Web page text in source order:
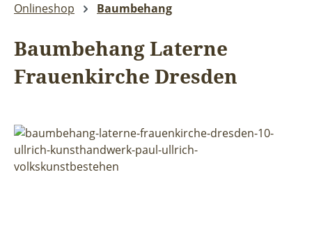
Onlineshop Baumbehang
Baumbehang Laterne
Frauenkirche Dresden
Bildergalerie überspringen